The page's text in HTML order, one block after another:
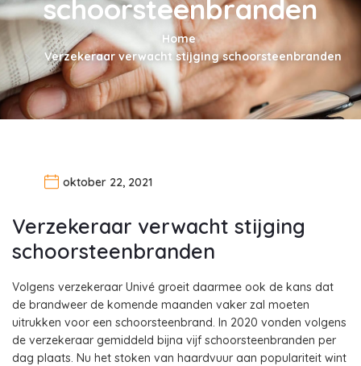
schoorsteenbranden
Home
Verzekeraar verwacht stijging schoorsteenbranden
oktober 22, 2021
Verzekeraar verwacht stijging
schoorsteenbranden
Volgens verzekeraar Univé groeit daarmee ook de kans dat
de brandweer de komende maanden vaker zal moeten
uitrukken voor een schoorsteenbrand. In 2020 vonden volgens
de verzekeraar gemiddeld bijna vijf schoorsteenbranden per
dag plaats. Nu het stoken van haardvuur aan populariteit wint